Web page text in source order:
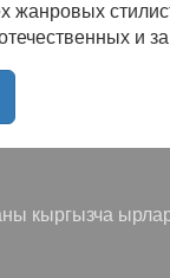
и
в
этого
на любой
к созданию
кыргызча